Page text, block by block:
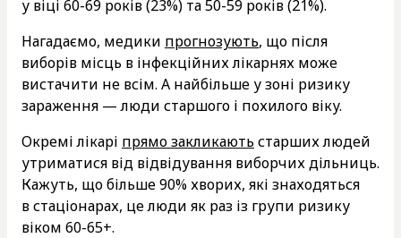
у віці 60-69 років (23%) та 50-59 років (21%).
Нагадаємо, медики прогнозують, що після
виборів місць в інфекційних лікарнях може
вистачити не всім. А найбільше у зоні ризику
зараження — люди старшого і похилого віку.
Окремі лікарі прямо закликають старших людей
утриматися від відвідування виборчих дільниць.
Кажуть, що більше 90% хворих, які знаходяться
в стаціонарах, це люди як раз із групи ризику
віком 60-65+.